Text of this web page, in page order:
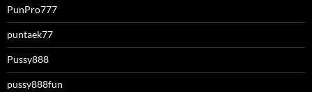
PunPro777
puntaek77
Pussy888
pussy888fun